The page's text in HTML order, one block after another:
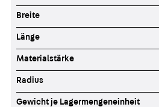
Breite
Länge
Materialstärke
Radius
Gewicht je Lagermengeneinheit